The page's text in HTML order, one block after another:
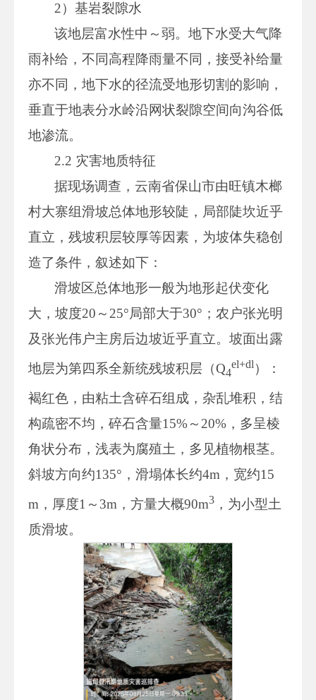
2）基岩裂隙水
该地层富水性中～弱。地下水受大气降
雨补给，不同高程降雨量不同，接受补给量
亦不同，地下水的径流受地形切割的影响，
垂直于地表分水岭沿网状裂隙空间向沟谷低
地渗流。
2.2 灾害地质特征
据现场调查，云南省保山市由旺镇木榔
村大寨组滑坡总体地形较陡，局部陡坎近乎
直立，残坡积层较厚等因素，为坡体失稳创
造了条件，叙述如下：
滑坡区总体地形一般为地形起伏变化
大，坡度20～25°局部大于30°；农户张光明
及张光伟户主房后边坡近乎直立。坡面出露
地层为第四系全新统残坡积层（Q4
el+dl ）：
褐红色，由粘土含碎石组成，杂乱堆积，结
构疏密不均，碎石含量15%～20%，多呈棱
角状分布，浅表为腐殖土，多见植物根茎。
斜坡方向约135°，滑塌体长约4m，宽约15
m，厚度1～3m，方量大概90m3 ，为小型土
质滑坡。